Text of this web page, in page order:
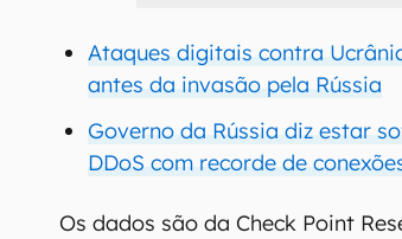
Ataques digitais contra
antes da invasão pela Rússia
Governo da Rússia diz estar
DDoS com recorde de
Os dados são da Check Point